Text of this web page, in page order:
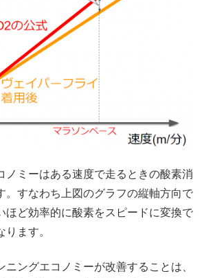
ノミーはある速度で走るときの酸素消
。すなわち上図のグラフの縦軸方向で
ほど効率的に酸素をスピードに変換で
ます。
ニングエコノミーが改善することは、